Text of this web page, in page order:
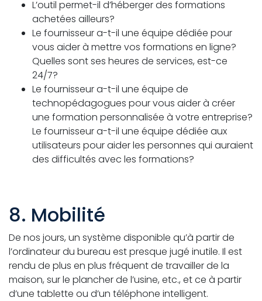
L’outil permet-il d’héberger des formations
achetées ailleurs?
Le fournisseur a-t-il une équipe dédiée pour
vous aider à mettre vos formations en ligne?
Quelles sont ses heures de services, est-ce
24/7?
Le fournisseur a-t-il une équipe de
technopédagogues pour vous aider à créer
une formation personnalisée à votre entreprise?
Le fournisseur a-t-il une équipe dédiée aux
utilisateurs pour aider les personnes qui auraient
des difficultés avec les formations?
8. Mobilité
De nos jours, un système disponible qu’à partir de
l’ordinateur du bureau est presque jugé inutile. Il est
rendu de plus en plus fréquent de travailler de la
maison, sur le plancher de l’usine, etc., et ce à partir
d’une tablette ou d’un téléphone intelligent.